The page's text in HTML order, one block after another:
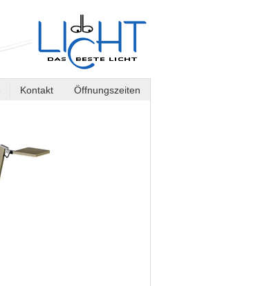
Kontakt Öffnungszeiten